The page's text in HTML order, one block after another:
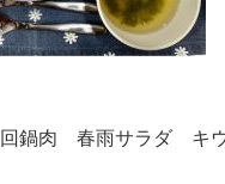
鍋肉 春雨サラダ キ